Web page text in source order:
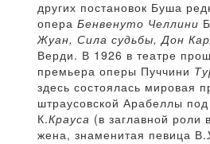
других постановок Буша
опера Бенвенуто Челлини
Жуан, Сила судьбы, Дон
Верди. В 1926 в театре
премьера оперы Пуччини
здесь состоялась мировая
штраусовской Арабеллы
К.Крауса (в заглавной роли
жена, знаменитая певица В.